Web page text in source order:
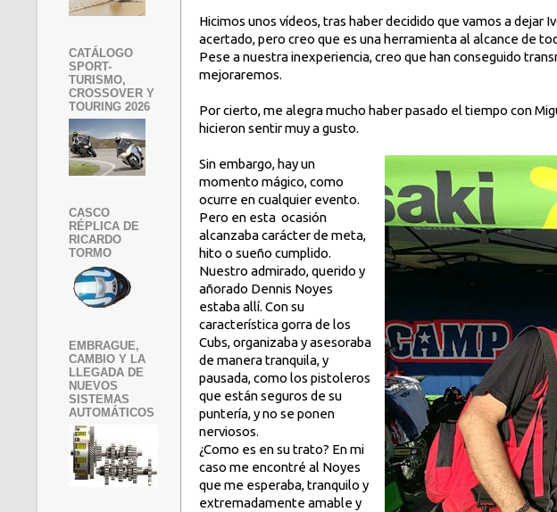
Hicimos unos vídeos, tras haber decidido que vamos a dejar
acertado, pero creo que es una herramienta al alcance de
Pese a nuestra inexperiencia, creo que han conseguido
mejoraremos.
Por cierto, me alegra mucho haber pasado el tiempo con
hicieron sentir muy a gusto.
Sin embargo, hay un
momento mágico, como
ocurre en cualquier evento.
Pero en esta ocasión
alcanzaba carácter de meta,
hito o sueño cumplido.
Nuestro admirado, querido y
añorado Dennis Noyes
estaba allí. Con su
característica gorra de los
Cubs, organizaba y asesoraba
de manera tranquila, y
pausada, como los pistoleros
que están seguros de su
puntería, y no se ponen
nerviosos.
¿Como es en su trato? En mi
caso me encontré al Noyes
que me esperaba, tranquilo y
extremadamente amable y
CATÁLOGO
SPORT-
TURISMO,
CROSSOVER Y
TOURING 2026
CASCO
RÉPLICA DE
RICARDO
TORMO
EMBRAGUE,
CAMBIO Y LA
LLEGADA DE
NUEVOS
SISTEMAS
AUTOMÁTICOS